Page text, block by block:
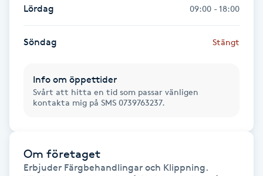
Gravidmassage
Gravidyoga
Gruppträning
H
Hatha Yoga
Lördag 09:00 - 18:00
Söndag Stängt
Info om öppettider
Svårt att hitta en tid som passar vänligen
kontakta mig på SMS 0739763237.
Om företaget
Erbjuder Färgbehandlingar och Klippning.